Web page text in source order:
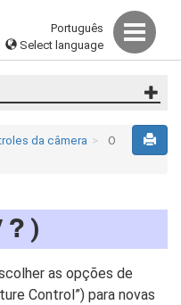
Português
Select language
da câmera
O
Q )
as opções de
Control”) para novas